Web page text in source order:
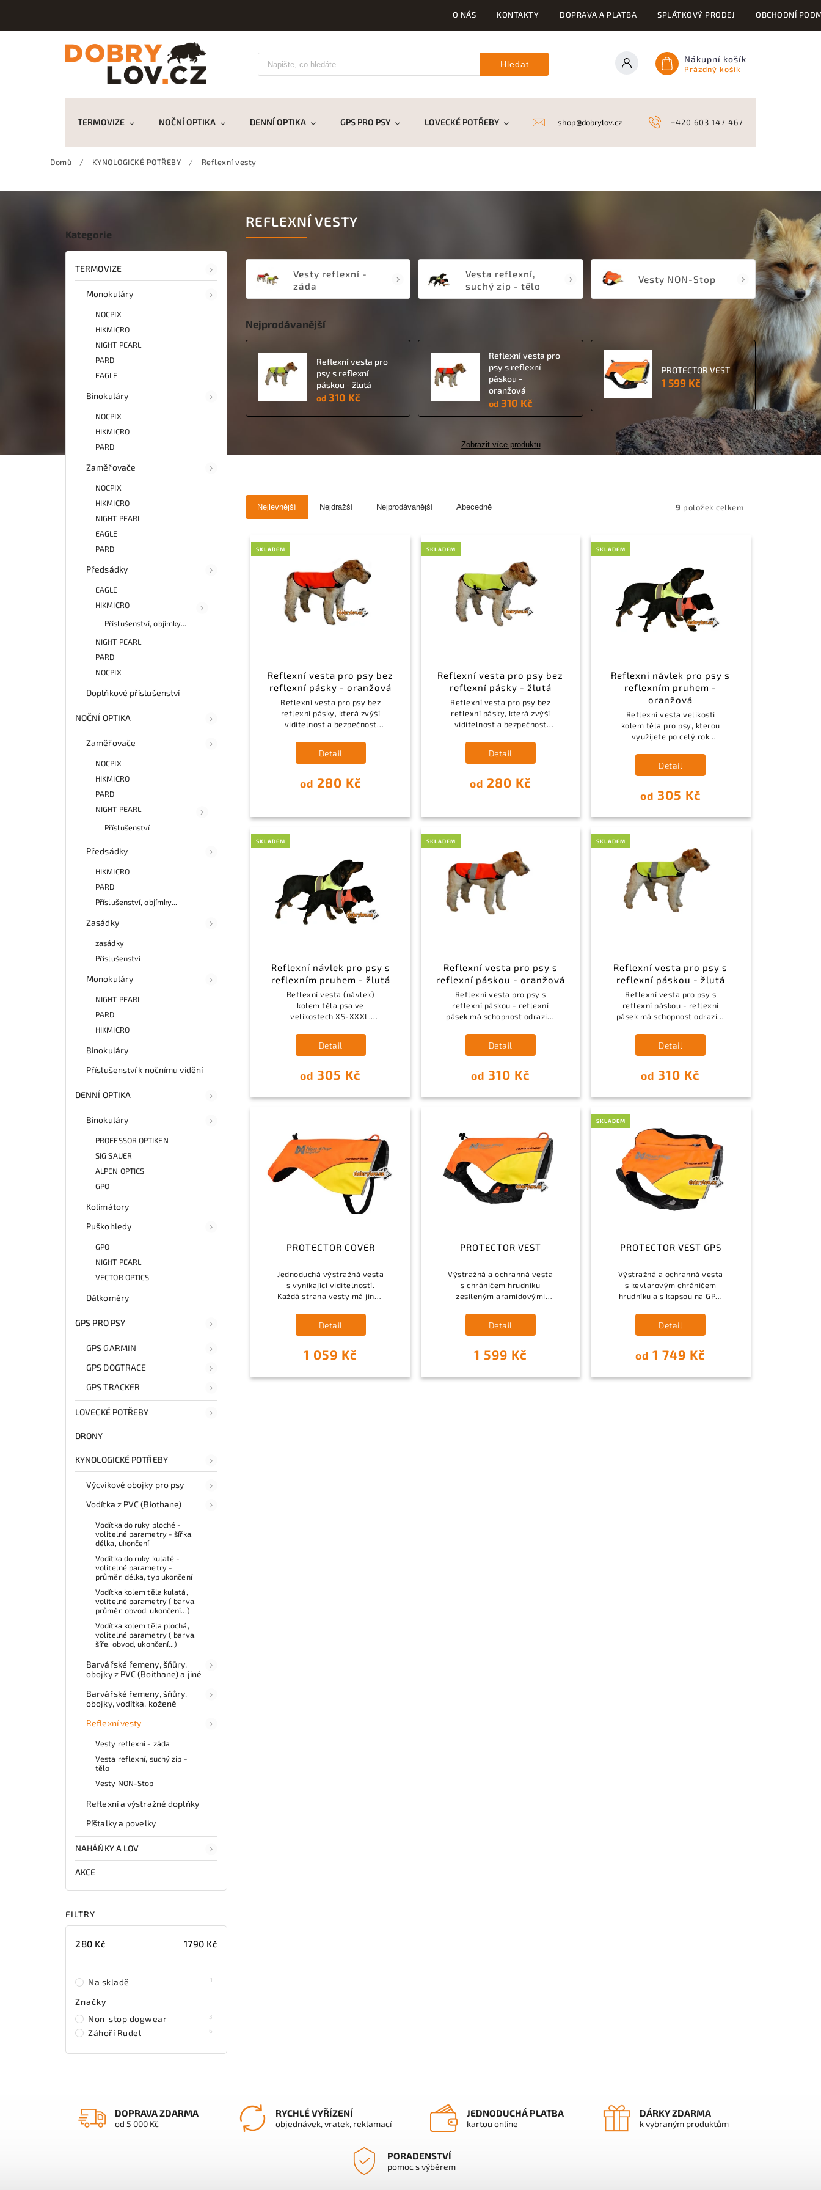
O NÁS KONTAKTY DOPRAVA A PLATBA SPLÁTKOVÝ PRODEJ OBCHODNÍ
Hledat Nákupní košík
Prázdný košík
TERMOVIZE NOČNÍ OPTIKA DENNÍ OPTIKA GPS PRO PSY LOVECKÉ POTŘEBY DRONY KYNOLOGICKÉ POTŘEBY NAHÁŇKY A LOV
+420 603 147 467
shop@dobrylov.cz
Domů / KYNOLOGICKÉ POTŘEBY / Reflexní vesty
Kategorie
TERMOVIZE
Monokuláry
NOCPIX
HIKMICRO
NIGHT PEARL
PARD
EAGLE
Binokuláry
NOCPIX
HIKMICRO
PARD
Zaměřovače
NOCPIX
HIKMICRO
NIGHT PEARL
EAGLE
PARD
Předsádky
EAGLE
HIKMICRO
Příslušenství, objímky...
NIGHT PEARL
PARD
NOCPIX
Doplňkové příslušenství
NOČNÍ OPTIKA
Zaměřovače
NOCPIX
HIKMICRO
PARD
NIGHT PEARL
Příslušenství
Předsádky
HIKMICRO
PARD
Příslušenství, objímky...
Zasádky
zasádky
Příslušenství
Monokuláry
NIGHT PEARL
PARD
HIKMICRO
Binokuláry
Příslušenství k nočnímu vidění
DENNÍ OPTIKA
Binokuláry
PROFESSOR OPTIKEN
SIG SAUER
ALPEN OPTICS
GPO
Kolimátory
Puškohledy
GPO
NIGHT PEARL
VECTOR OPTICS
Dálkoměry
GPS PRO PSY
GPS GARMIN
GPS DOGTRACE
GPS TRACKER
LOVECKÉ POTŘEBY
DRONY
KYNOLOGICKÉ POTŘEBY
Výcvikové obojky pro psy
Vodítka z PVC (Biothane)
Vodítka do ruky ploché -
volitelné parametry - šířka,
délka, ukončení
Vodítka do ruky kulaté -
volitelné parametry -
průměr, délka, typ ukončení
Vodítka kolem těla kulatá,
volitelné parametry ( barva,
průměr, obvod, ukončení...)
Vodítka kolem těla plochá,
volitelné parametry ( barva,
šíře, obvod, ukončení...)
Barvářské řemeny, šňůry,
obojky z PVC (Boithane) a jiné
Barvářské řemeny, šňůry,
obojky, vodítka, kožené
Reflexní vesty
Vesty reflexní - záda
Vesta reflexní, suchý zip -
tělo
Vesty NON-Stop
Reflexní a výstražné doplňky
Píšťalky a povelky
NAHÁŇKY A LOV
AKCE
FILTRY
280 Kč 1790 Kč
Na skladě 1
Značky
Non-stop dogwear
3
Záhoří Rudel 6
REFLEXNÍ VESTY
Vesty reflexní -
záda
Vesta reflexní,
suchý zip - tělo
Vesty NON-Stop
Nejprodávanější
Reflexní vesta pro
psy s reflexní
páskou - žlutá
od 310 Kč
Reflexní vesta pro
psy s reflexní
páskou -
oranžová
od 310 Kč
PROTECTOR VEST
1 599 Kč
Zobrazit více produktů
Nejlevnější Nejdražší Nejprodávanější Abecedně 9 položek celkem
SKLADEM
Reflexní vesta pro psy bez
reflexní pásky - oranžová
od 280 Kč
Detail
Reflexní vesta pro psy bez
reflexní pásky, která zvýší
viditelnost a bezpečnost
procházkách, tak při lovu.
Cena včetně DPH 21%
SKLADEM
Reflexní vesta pro psy bez
reflexní pásky - žlutá
od 280 Kč
Detail
Reflexní vesta pro psy bez
reflexní pásky, která zvýší
viditelnost a bezpečnost
procházkách, tak při lovu.
SKLADEM
Reflexní návlek pro psy s
reflexním pruhem -
oranžová
od 305 Kč
Detail
Reflexní vesta velikosti
kolem těla pro psy, kterou
využijete po celý rok
SKLADEM
Reflexní návlek pro psy s
reflexním pruhem - žlutá
od 305 Kč
Detail
Reflexní vesta (návlek)
kolem těla psa ve
velikostech XS-XXXL.
rok. Vestu využijete ne
jenom při naháňkách, ale i na
SKLADEM
Reflexní vesta pro psy s
reflexní páskou - oranžová
od 310 Kč
Detail
Reflexní vesta pro psy s
reflexní páskou - reflexní
pásek má schopnost odrazit i
SKLADEM
Reflexní vesta pro psy s
reflexní páskou - žlutá
od 310 Kč
Detail
Reflexní vesta pro psy s
reflexní páskou - reflexní
pásek má schopnost odrazit i
PROTECTOR COVER
1 059 Kč
Detail
Jednoduchá výstražná vesta
s vynikající viditelností.
Každá strana vesty má jinou
vidět, jakým směrem
pes vystavuje zvěř. Pro lepší
PROTECTOR VEST
1 599 Kč
Detail
Výstražná a ochranná vesta
s chráničem hrudníku
zesíleným aramidovými
použití ve všech přírodních
podmínkách. Pro lepší
SKLADEM
PROTECTOR VEST GPS
od 1 749 Kč
Detail
Výstražná a ochranná vesta
s kevlarovým chráničem
hrudníku a s kapsou na GPS.
DOPRAVA ZDARMA
od 5 000 Kč
RYCHLÉ VYŘÍZENÍ
objednávek, vratek, reklamací
JEDNODUCHÁ PLATBA
kartou online
DÁRKY ZDARMA
k vybraným produktům
PORADENSTVÍ
pomoc s výběrem